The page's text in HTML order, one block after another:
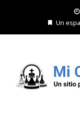
Un